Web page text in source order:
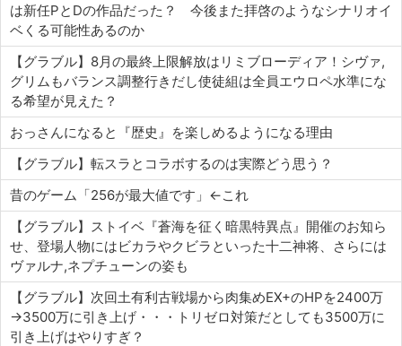
は新任PとDの作品だった？ 今後また拝啓のようなシナリオイ
ベくる可能性あるのか
【グラブル】8月の最終上限解放はリミブローディア！シヴァ,
グリムもバランス調整行きだし使徒組は全員エウロペ水準にな
る希望が見えた？
おっさんになると『歴史』を楽しめるようになる理由
【グラブル】転スラとコラボするのは実際どう思う？
昔のゲーム「256が最大値です」←これ
【グラブル】ストイベ『蒼海を征く暗黒特異点』開催のお知ら
せ、登場人物にはビカラやクビラといった十二神将、さらには
ヴァルナ,ネプチューンの姿も
【グラブル】次回土有利古戦場から肉集めEX+のHPを2400万
→3500万に引き上げ・・・トリゼロ対策だとしても3500万に
引き上げはやりすぎ？